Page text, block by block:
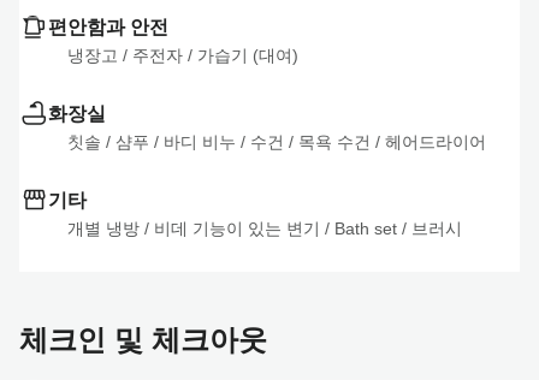
편안함과 안전
냉장고 / 주전자 / 가습기 (대여)
화장실
칫솔 / 샴푸 / 바디 비누 / 수건 / 목욕 수건 / 헤어드라이어
기타
개별 냉방 / 비데 기능이 있는 변기 / Bath set / 브러시
체크인 및 체크아웃